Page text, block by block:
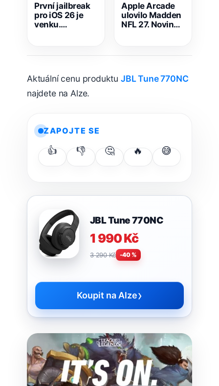
První jailbreak
pro iOS 26 je
venku.
Apple Arcade
ulovilo Madden
NFL 27. Novinka
Aktuální cenu produktu JBL Tune 770NC
najdete na Alze.
ZAPOJTE SE
👍 👎 🤔 🔥 😅
JBL Tune 770NC
1 990 Kč
3 290 Kč -40 %
Koupit na Alze›